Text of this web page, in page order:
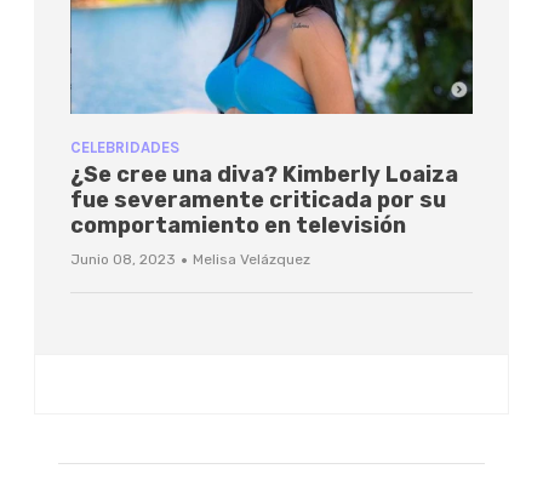
CELEBRIDADES
¿Se cree una diva? Kimberly Loaiza
fue severamente criticada por su
comportamiento en televisión
Junio 08, 2023 · Melisa Velázquez